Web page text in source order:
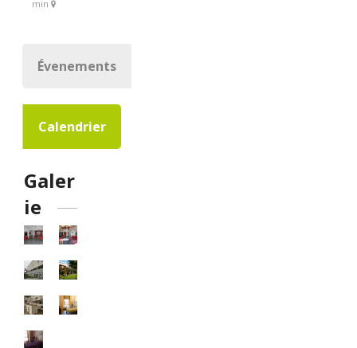
min
Évenements
Calendrier
Galer
ie